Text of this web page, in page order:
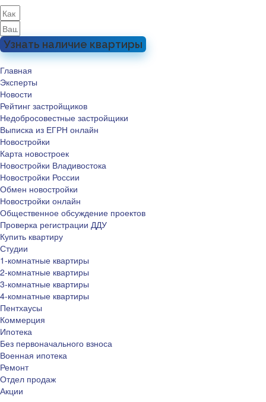
Узнать наличие квартиры
Главная
Эксперты
Новости
Рейтинг застройщиков
Недобросовестные застройщики
Выписка из ЕГРН онлайн
Новостройки
Карта новостроек
Новостройки Владивостока
Новостройки России
Обмен новостройки
Новостройки онлайн
Общественное обсуждение проектов
Проверка регистрации ДДУ
Купить квартиру
Студии
1-комнатные квартиры
2-комнатные квартиры
3-комнатные квартиры
4-комнатные квартиры
Пентхаусы
Коммерция
Ипотека
Без первоначального взноса
Военная ипотека
Ремонт
Отдел продаж
Акции